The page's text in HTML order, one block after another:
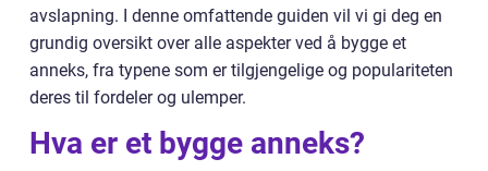
avslapning. I denne omfattende guiden vil vi gi deg en
grundig oversikt over alle aspekter ved å bygge et
anneks, fra typene som er tilgjengelige og populariteten
deres til fordeler og ulemper.
Hva er et bygge anneks?